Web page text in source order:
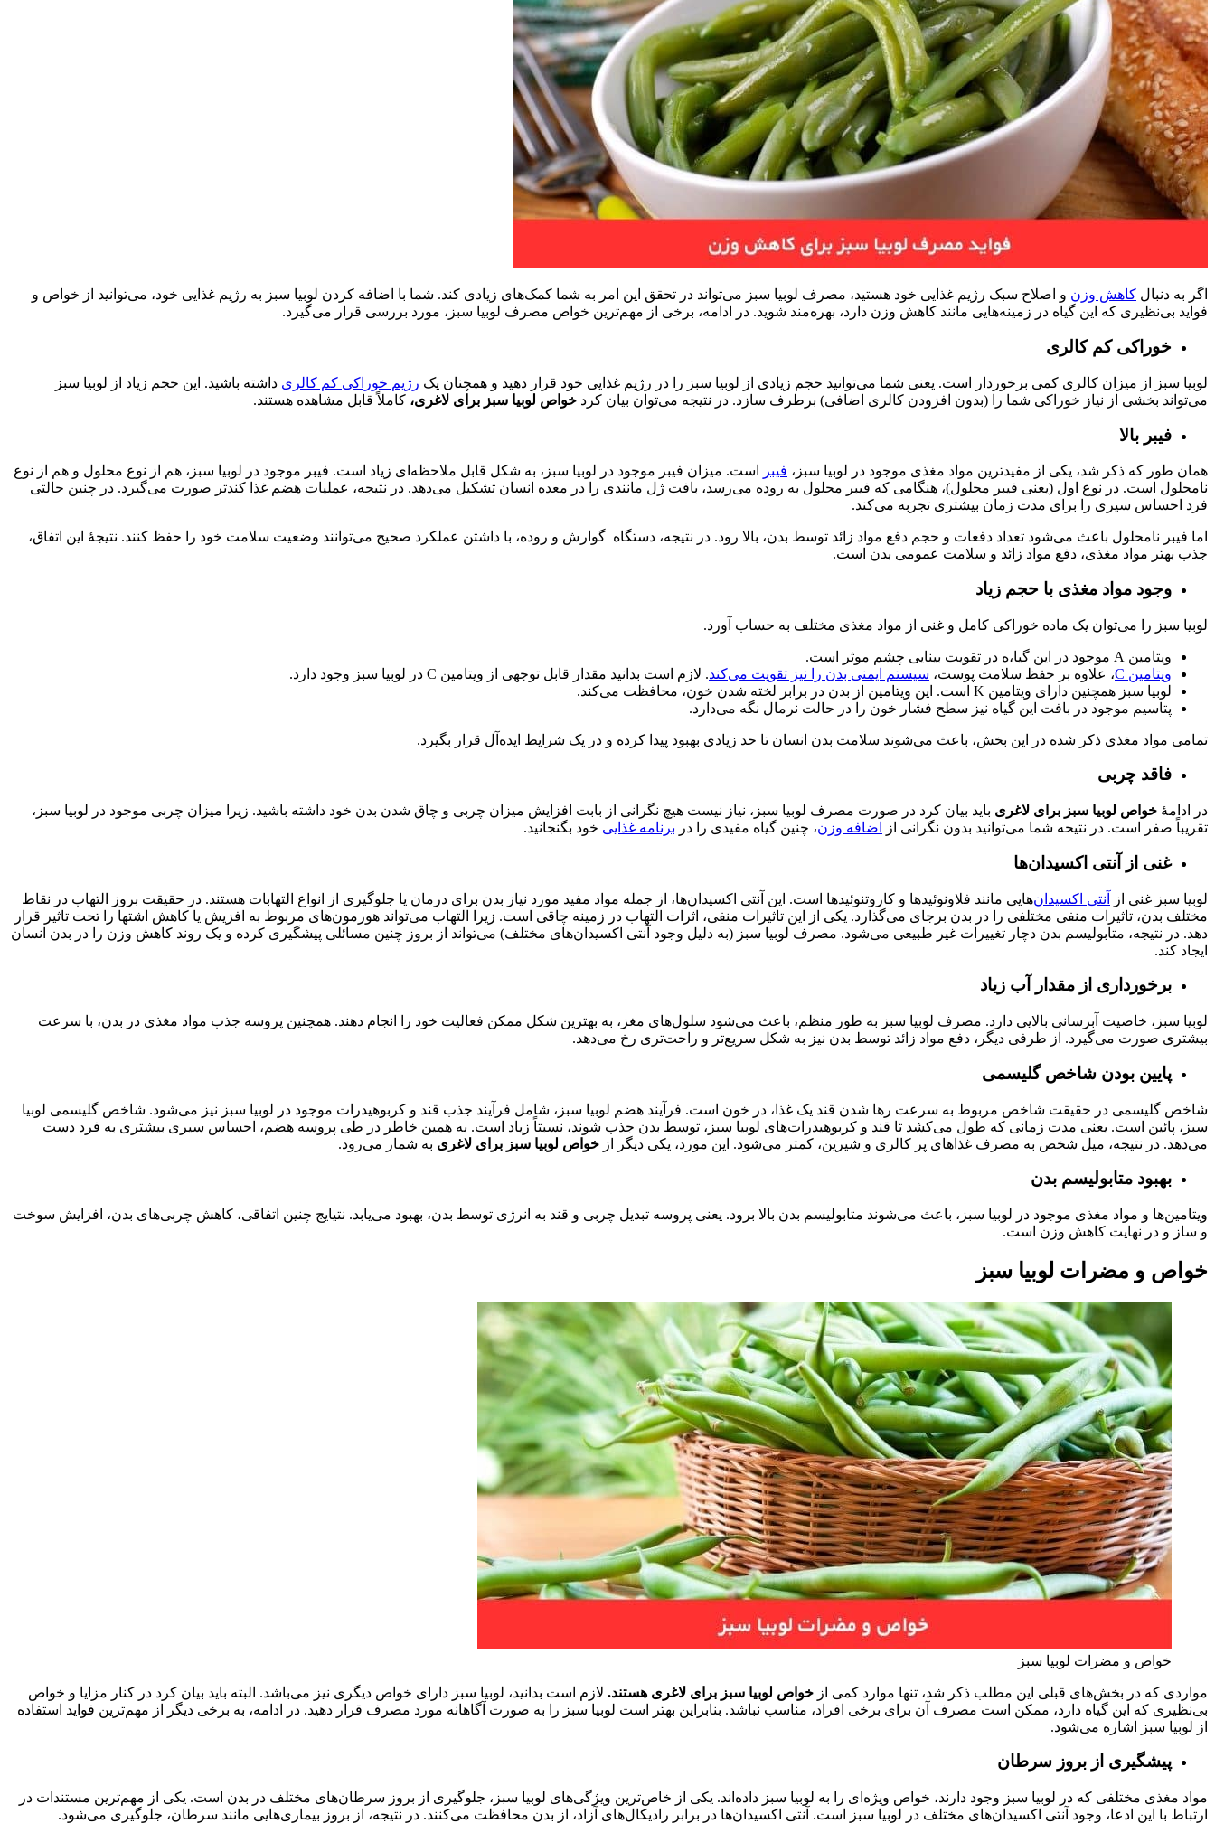
اگر به دنبال کاهش وزن و اصلاح سبک رژیم غذایی خود هستید، مصرف لوبیا سبز می‌تواند در تحقق این امر به شما کمک‌های زیادی کند. شما با اضافه کردن لوبیا سبز به رژیم غذایی خود، می‌توانید از خواص و
فواید بی‌نظیری که این گیاه در زمینه‌هایی مانند کاهش وزن دارد، بهره‌مند شوید. در ادامه، برخی از مهم‌ترین خواص مصرف لوبیا سبز، مورد بررسی قرار می‌گیرد.
خوراکی کم کالری
لوبیا سبز از میزان کالری کمی برخوردار است. یعنی شما می‌توانید حجم زیادی از لوبیا سبز را در رژیم غذایی خود قرار دهید و همچنان یک رژیم خوراکی کم کالری داشته باشید. این حجم زیاد از لوبیا سبز
می‌تواند بخشی از نیاز خوراکی شما را (بدون افزودن کالری اضافی) برطرف سازد. در نتیجه می‌توان بیان کرد خواص لوبیا سبز برای لاغری، کاملاً قابل مشاهده هستند.
فیبر بالا
همان طور که ذکر شد، یکی از مفیدترین مواد مغذی موجود در لوبیا سبز، فیبر
است. میزان فیبر موجود در لوبیا سبز، به شکل قابل ملاحظه‌ای زیاد است. فیبر موجود در لوبیا سبز، هم از نوع محلول و هم از نوع
نامحلول است. در نوع اول (یعنی فیبر محلول)، هنگامی که فیبر محلول به روده می‌رسد، بافت ژل مانندی را در معده انسان تشکیل می‌دهد. در نتیجه، عملیات هضم غذا کندتر صورت می‌گیرد. در چنین حالتی
فرد احساس سیری را برای مدت زمان بیشتری تجربه می‌کند.
اما فیبر نامحلول باعث می‌شود تعداد دفعات و حجم دفع مواد زائد توسط بدن، بالا رود. در نتیجه، دستگاه گوارش و روده، با داشتن عملکرد صحیح می‌توانند وضعیت سلامت خود را حفظ کنند. نتیجۀ این اتفاق،
جذب بهتر مواد مغذی، دفع مواد زائد و سلامت عمومی بدن است.
وجود مواد مغذی با حجم زیاد
لوبیا سبز را می‌توان یک ماده خوراکی کامل و غنی از مواد مغذی مختلف به حساب آورد.
ویتامین A موجود در این گیا،ه در تقویت بینایی چشم موثر است.
ویتامین C
، علاوه بر حفظ سلامت پوست، سیستم ایمنی بدن را نیز تقویت می‌کند. لازم است بدانید مقدار قابل توجهی از ویتامین C در لوبیا سبز وجود دارد.
لوبیا سبز همچنین دارای ویتامین K است. این ویتامین از بدن در برابر لخته شدن خون، محافظت می‌کند.
پتاسیم موجود در بافت این گیاه نیز سطح فشار خون را در حالت نرمال نگه می‌دارد.
تمامی مواد مغذی ذکر شده در این بخش، باعث می‌شوند سلامت بدن انسان تا حد زیادی بهبود پیدا کرده و در یک شرایط ایده‌آل قرار بگیرد.
فاقد چربی
در ادامۀ خواص لوبیا سبز برای لاغری باید بیان کرد در صورت مصرف لوبیا سبز، نیاز نیست هیچ نگرانی از بابت افزایش میزان چربی و چاق شدن بدن خود داشته باشید. زیرا میزان چربی موجود در لوبیا سبز،
تقریباً صفر است. در نتیحه شما می‌توانید بدون نگرانی از
اضافه وزن، چنین گیاه مفیدی را در برنامه غذایی خود بگنجانید.
غنی از آنتی اکسیدان‌ها
لوبیا سبز غنی از آنتی اکسیدان‌هایی مانند فلاونوئیدها و کاروتنوئیدها است. این آنتی اکسیدان‌ها، از جمله مواد مفید مورد نیاز بدن برای درمان یا جلوگیری از انواع التهابات هستند. در حقیقت بروز التهاب در نقاط
مختلف بدن، تاثیرات منفی مختلفی را در بدن برجای می‌گذارد. یکی از این تاثیرات منفی، اثرات التهاب در زمینه چاقی است. زیرا التهاب می‌تواند هورمون‌های مربوط به افزیش یا کاهش اشتها را تحت تاثیر قرار
دهد. در نتیجه، متابولیسم بدن دچار تغییرات غیر طبیعی می‌شود. مصرف لوبیا سبز (به دلیل وجود آنتی اکسیدان‌های مختلف) می‌تواند از بروز چنین مسائلی پیشگیری کرده و یک روند کاهش وزن را در بدن انسان
ایجاد کند.
برخورداری از مقدار آب زیاد
لوبیا سبز، خاصیت آبرسانی بالایی دارد. مصرف لوبیا سبز به طور منظم، باعث می‌شود سلول‌های مغز، به بهترین شکل ممکن فعالیت خود را انجام دهند. همچنین پروسه جذب مواد مغذی در بدن، با سرعت
بیشتری صورت می‌گیرد. از طرفی دیگر، دفع مواد زائد توسط بدن نیز به شکل سریع‌تر و راحت‌تری رخ می‌دهد.
پایین بودن شاخص گلیسمی
شاخص گلیسمی در حقیقت شاخص مربوط به سرعت رها شدن قند یک غذا، در خون است. فرآیند هضم لوبیا سبز، شامل فرآیند جذب قند و کربوهیدرات موجود در لوبیا سبز نیز می‌شود. شاخص گلیسمی لوبیا
سبز، پائین است. یعنی مدت زمانی که طول می‌کشد تا قند و کربوهیدرات‌های لوبیا سبز، توسط بدن جذب شوند، نسبتاً زیاد است. به همین خاطر در طی پروسه هضم، احساس سیری بیشتری به فرد دست
می‌دهد. در نتیجه، میل شخص به مصرف غذاهای پر کالری و شیرین، کمتر می‌شود. این مورد، یکی دیگر از خواص لوبیا سبز برای لاغری به شمار می‌رود.
بهبود متابولیسم بدن
ویتامین‌ها و مواد مغذی موجود در لوبیا سبز، باعث می‌شوند متابولیسم بدن بالا برود. یعنی پروسه تبدیل چربی و قند به انرژی توسط بدن، بهبود می‌یابد. نتیایج چنین اتفاقی، کاهش چربی‌های بدن، افزایش سوخت
و ساز و در نهایت کاهش وزن است.
خواص و مضرات لوبیا سبز
خواص و مضرات لوبیا سبز
مواردی که در بخش‌های قبلی این مطلب ذکر شد، تنها موارد کمی از خواص لوبیا سبز برای لاغری هستند. لازم است بدانید، لوبیا سبز دارای خواص دیگری نیز می‌باشد. البته باید بیان کرد در کنار مزایا و خواص
بی‌نظیری که این گیاه دارد، ممکن است مصرف آن برای برخی افراد، مناسب نباشد. بنابراین بهتر است لوبیا سبز را به صورت آگاهانه مورد مصرف قرار دهید. در ادامه، به برخی دیگر از مهم‌ترین فواید استفاده
از لوبیا سبز اشاره می‌شود.
پیشگیری از بروز سرطان
مواد مغذی مختلفی که در لوبیا سبز وجود دارند، خواص ویژه‌ای را به لوبیا سبز داده‌اند. یکی از خاص‌ترین ویژگی‌های لوبیا سبز، جلوگیری از بروز سرطان‌های مختلف در بدن است. یکی از مهم‌ترین مستندات در
ارتباط با این ادعا، وجود آنتی اکسیدان‌های مختلف در لوبیا سبز است. آنتی اکسیدان‌ها در برابر رادیکال‌های آزاد، از بدن محافظت می‌کنند. در نتیجه، از بروز بیماری‌هایی مانند سرطان، جلوگیری می‌شود.